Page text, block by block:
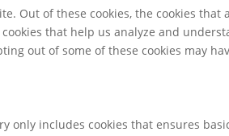
Out of these cookies, the cookies
that help us analyze and
out of some of these cookies may
only includes cookies that ensures